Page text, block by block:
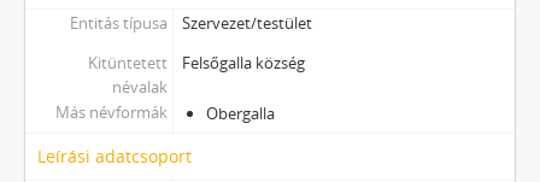
Entitás típusa
Szervezet/testület
Kitüntetett
névalak
Felsőgalla község
Más névformák Obergalla
Leírási adatcsoport